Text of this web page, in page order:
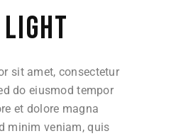
sit amet, consectetur
do eiusmod tempor
et dolore magna
minim veniam, quis